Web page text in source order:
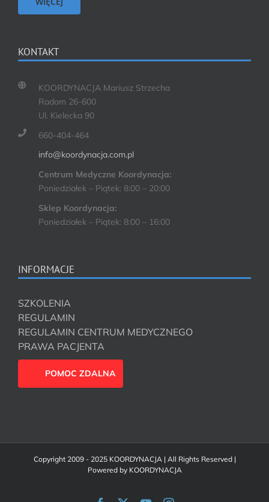
KONTAKT
KOORDYNACJA Mariusz Strzecha
Radom 26-600
Ul. Kielecka 90
660-404-464
info@koordynacja.com.pl
Centrum Medyczne Koordynacja:
Poniedziałek – Piątek: 8:00 – 20:00
Sklep Koordynacja:
Poniedziałek – Piątek: 8:00 – 16:00
INFORMACJE
SZKOLENIA
REGULAMIN
REGULAMIN CENTRUM MEDYCZNEGO
PRAWA PACJENTA
POMOC ZDALNA
Copyright 2009 - 2025 KOORDYNACJA | All Rights Reserved |
Powered by KOORDYNACJA